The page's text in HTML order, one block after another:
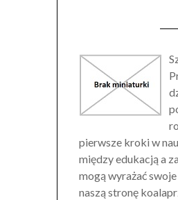
pierwsze kroki w
między edukacją a
mogą wyrażać
naszą stronę